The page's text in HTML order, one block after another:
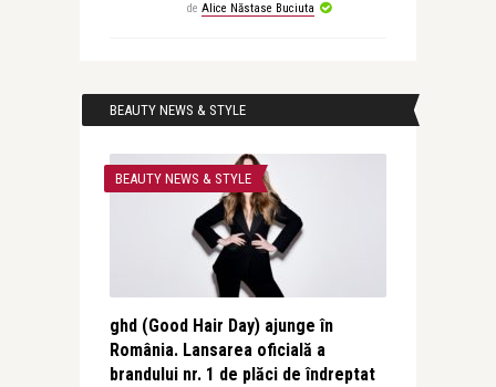
de Alice Năstase Buciuta
BEAUTY NEWS & STYLE
BEAUTY NEWS & STYLE
ghd (Good Hair Day) ajunge în
România. Lansarea oficială a
brandului nr. 1 de plăci de îndreptat